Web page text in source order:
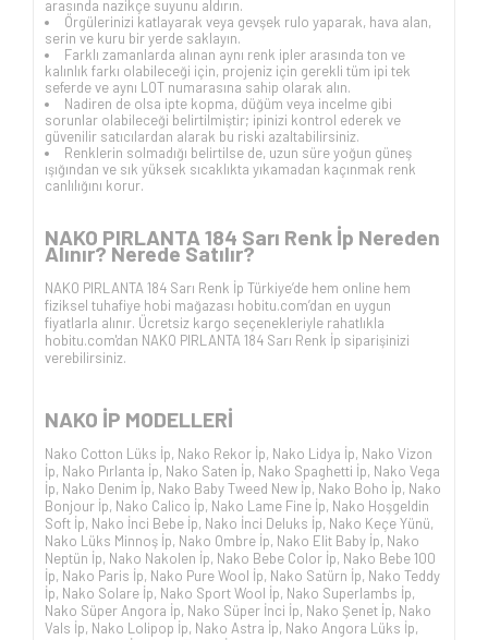
arasında nazikçe suyunu aldırın.
Örgülerinizi katlayarak veya gevşek rulo yaparak, hava alan,
serin ve kuru bir yerde saklayın.
Farklı zamanlarda alınan aynı renk ipler arasında ton ve
kalınlık farkı olabileceği için, projeniz için gerekli tüm ipi tek
seferde ve aynı LOT numarasına sahip olarak alın.
Nadiren de olsa ipte kopma, düğüm veya incelme gibi
sorunlar olabileceği belirtilmiştir; ipinizi kontrol ederek ve
güvenilir satıcılardan alarak bu riski azaltabilirsiniz.
Renklerin solmadığı belirtilse de, uzun süre yoğun güneş
ışığından ve sık yüksek sıcaklıkta yıkamadan kaçınmak renk
canlılığını korur.
NAKO PIRLANTA 184 Sarı Renk İp Nereden
Alınır? Nerede Satılır?
NAKO PIRLANTA 184 Sarı Renk İp Türkiye’de hem online hem
fiziksel tuhafiye hobi mağazası hobitu.com’dan en uygun
fiyatlarla alınır. Ücretsiz kargo seçenekleriyle rahatlıkla
hobitu.com'dan NAKO PIRLANTA 184 Sarı Renk İp siparişinizi
verebilirsiniz.
NAKO İP MODELLERİ
Nako Cotton Lüks İp, Nako Rekor İp, Nako Lidya İp, Nako Vizon
İp, Nako Pırlanta İp, Nako Saten İp, Nako Spaghetti İp, Nako Vega
İp, Nako Denim İp, Nako Baby Tweed New İp, Nako Boho İp, Nako
Bonjour İp, Nako Calico İp, Nako Lame Fine İp, Nako Hoşgeldin
Soft İp, Nako İnci Bebe İp, Nako İnci Deluks İp, Nako Keçe Yünü,
Nako Lüks Minnoş İp, Nako Ombre İp, Nako Elit Baby İp, Nako
Neptün İp, Nako Nakolen İp, Nako Bebe Color İp, Nako Bebe 100
İp, Nako Paris İp, Nako Pure Wool İp, Nako Satürn İp, Nako Teddy
İp, Nako Solare İp, Nako Sport Wool İp, Nako Superlambs İp,
Nako Süper Angora İp, Nako Süper İnci İp, Nako Şenet İp, Nako
Vals İp, Nako Lolipop İp, Nako Astra İp, Nako Angora Lüks İp,